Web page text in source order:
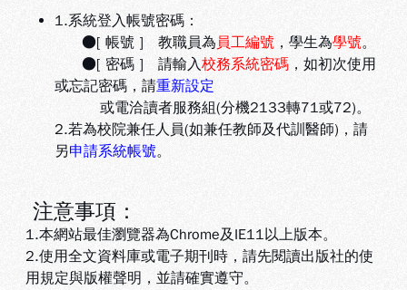
1.系統登入帳號密碼：
●[ 帳號 ] 教職員為 員工編號 ，學生為學號。
●[ 密碼 ] 請輸入校務系統密碼 ，如初次使用
或忘記密碼，請重新設定
或電洽讀者服務組(分機2133轉71或72)。
2.若為校院兼任人員(如兼任教師及代訓醫師)，請
另申請系統帳號。
注意事項：
1.本網站最佳瀏覽器為Chrome及IE11以上版本。
2.使用全文資料庫或電子期刊時，請先閱讀出版社的使
用規定與版權聲明，並請確實遵守。